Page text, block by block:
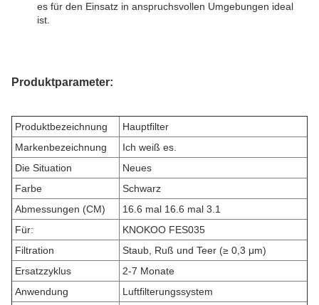
es für den Einsatz in anspruchsvollen Umgebungen ideal
ist.
Produktparameter:
Produktbezeichnung
Hauptfilter
Markenbezeichnung
Ich weiß es.
Die Situation
Neues
Farbe
Schwarz
Abmessungen (CM)
16.6 mal 16.6 mal 3.1
Für:
KNOKOO FES035
Filtration
Staub, Ruß und Teer (≥ 0,3 μm)
Ersatzzyklus
2-7 Monate
Anwendung
Luftfilterungssystem